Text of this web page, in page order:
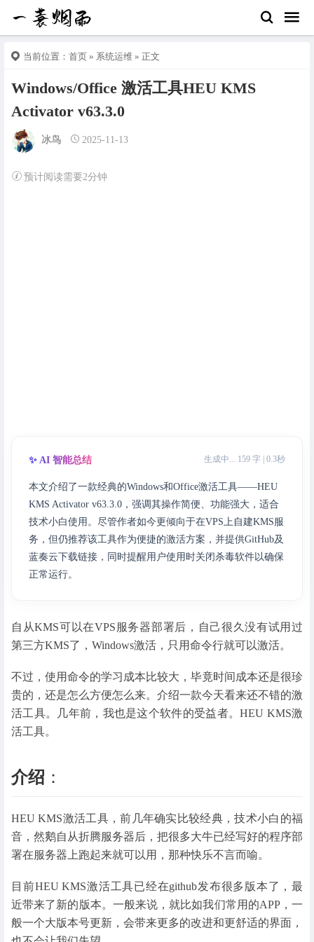
当前位置： 首页 » 系统运维 » 正文
Windows/Office 激活工具HEU KMS
Activator v63.3.0
冰鸟 2025-11-13
预计阅读需要2分钟
✨ AI 智能总结 生成中... 159 字 | 0.3秒
本文介绍了一款经典的Windows和Office激活工具——HEU
KMS Activator v63.3.0，强调其操作简便、功能强大，适合
技术小白使用。尽管作者如今更倾向于在VPS上自建KMS服
务，但仍推荐该工具作为便捷的激活方案，并提供GitHub及
蓝奏云下载链接，同时提醒用户使用时关闭杀毒软件以确保
正常运行。
自从KMS可以在VPS服务器部署后，自己很久没有试用过
第三方KMS了，Windows激活，只用命令行就可以激活。
不过，使用命令的学习成本比较大，毕竟时间成本还是很珍
贵的，还是怎么方便怎么来。介绍一款今天看来还不错的激
活工具。几年前，我也是这个软件的受益者。HEU KMS激
活工具。
介绍 ：
HEU KMS激活工具，前几年确实比较经典，技术小白的福
音，然鹅自从折腾服务器后，把很多大牛已经写好的程序部
署在服务器上跑起来就可以用，那种快乐不言而喻。
目前HEU KMS激活工具已经在github发布很多版本了，最
近带来了新的版本。一般来说，就比如我们常用的APP，一
般一个大版本号更新，会带来更多的改进和更舒适的界面，